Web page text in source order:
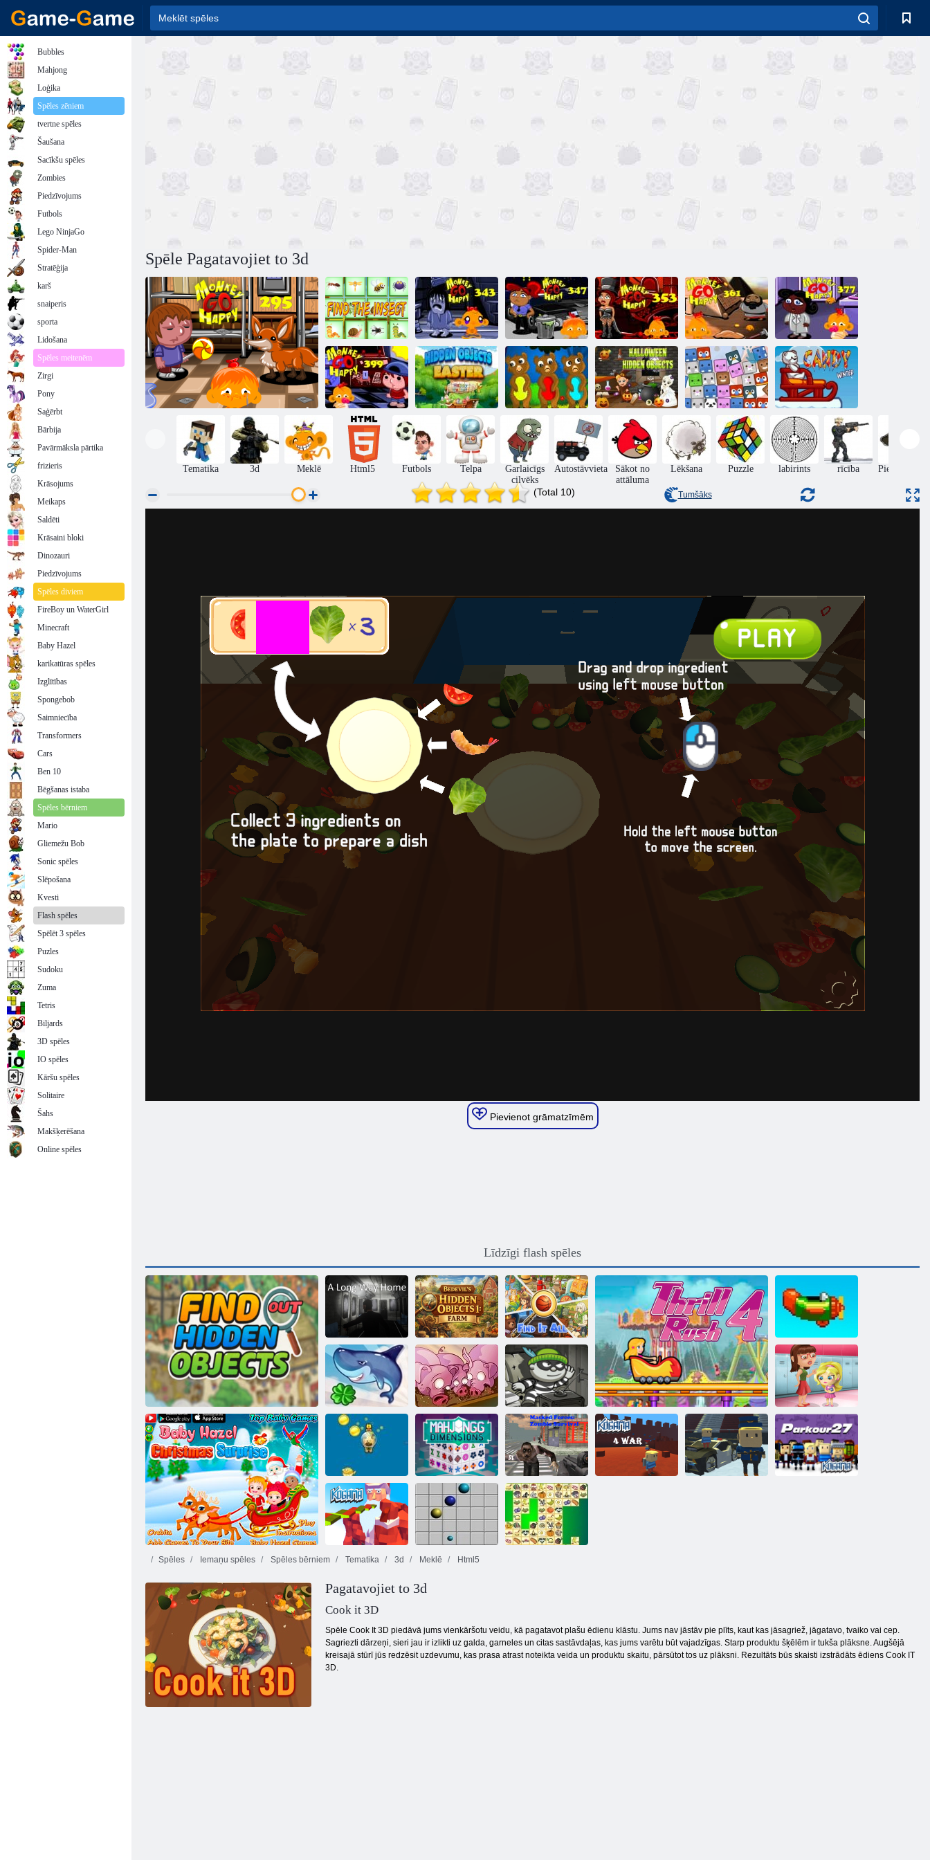
Spēle Pagatavojiet to 3d
Atrast kukaiņu
Monkey Go
Happy Stage
343,
Monkey Go
Happy Stage
347
Monkey Go
Happy Stage
353
Monkey Go
Happy Stage
361
Monkey Go
Happy Stage
377
Pērtiķis Go
laimīgs 399.
posms
Slēpta objekta
Lieldienas
Glābiet suni
Halovīni slēptos
objektus
Dzīvnieku
meklētājs
Konfekšu ziema
Tematika 3d Meklē Html5 Futbols Telpa
Garlaicīgs
cilvēks
Autostāvvieta
Sākot no
attāluma
Lēkšana Puzzle labirints rīcība Piedzīvojumi
(Total 10) Tumšāks
Pievienot grāmatzīmēm
Līdzīgi flash spēles
Uzziniet slēptu objektu
Tāls ceļš uz
mājām
Bedevila slēptie
objekti 1: ferma
Atrodi to visu Atkārtot vēlreiz
Flying Shark Run, cūku, Run
Baby Hazel Ziemassvētku pārsteigums
Bob laupītājs H5
Slacking spēle
skola
Suņu niršana
Mahjong
Maskēts spēki:
Zombie Survival
Ziemassvētku
parks
Spēles Iemaņu spēles Spēles bērniem Tematika 3d Meklē Html5
Pagatavojiet to 3d
Cook it 3D
Spēle Cook It 3D piedāvā jums vienkāršotu veidu, kā pagatavot plašu ēdienu klāstu. Jums nav jāstāv pie plīts, kaut kas jāsagriež, jāgatavo, tvaiko vai cep.
Sagriezti dārzeņi, sieri jau ir izlikti uz galda, garneles un citas sastāvdaļas, kas jums varētu būt vajadzīgas. Starp produktu šķēlēm ir tukša plāksne. Augšējā
kreisajā stūrī jūs redzēsit uzdevumu, kas prasa atrast noteikta veida un produktu skaitu, pārsūtot tos uz plāksni. Rezultāts būs skaisti izstrādāts ēdiens Cook IT
3D.
Bubbles
Mahjong
Loģika
Spēles zēniem
tvertne spēles
Šaušana
Sacīkšu spēles
Zombies
Piedzīvojums
Futbols
Lego NinjaGo
Spider-Man
Stratēģija
karš
snaiperis
sporta
Lidošana
Spēles meitenēm
Zirgi
Pony
Saģērbt
Bārbija
Pavārmāksla pārtika
frizieris
Krāsojums
Meikaps
Saldēti
Krāsaini bloki
Dinozauri
Piedzīvojums
Spēles diviem
FireBoy un WaterGirl
Minecraft
Baby Hazel
karikatūras spēles
Izglītības
Spongebob
Saimniecība
Transformers
Cars
Ben 10
Bēgšanas istaba
Spēles bērniem
Mario
Gliemežu Bob
Sonic spēles
Slēpošana
Kvesti
Flash spēles
Spēlēt 3 spēles
Puzles
Sudoku
Zuma
Tetris
Biljards
3D spēles
IO spēles
Kāršu spēles
Solitaire
Šahs
Makšķerēšana
Online spēles